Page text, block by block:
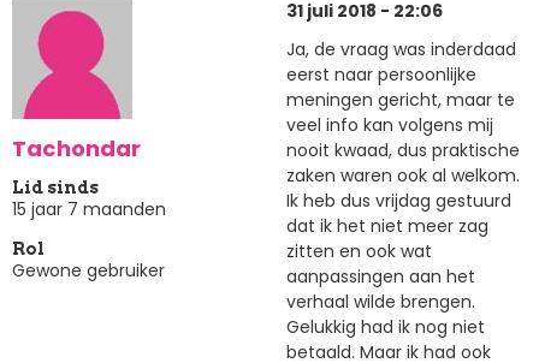
Tachondar
Lid sinds
15 jaar 7 maanden
Rol
Gewone gebruiker
31 juli 2018 - 22:06
Ja, de vraag was inderdaad
eerst naar persoonlijke
meningen gericht, maar te
veel info kan volgens mij
nooit kwaad, dus praktische
zaken waren ook al welkom.
Ik heb dus vrijdag gestuurd
dat ik het niet meer zag
zitten en ook wat
aanpassingen aan het
verhaal wilde brengen.
Gelukkig had ik nog niet
betaald. Maar ik had ook